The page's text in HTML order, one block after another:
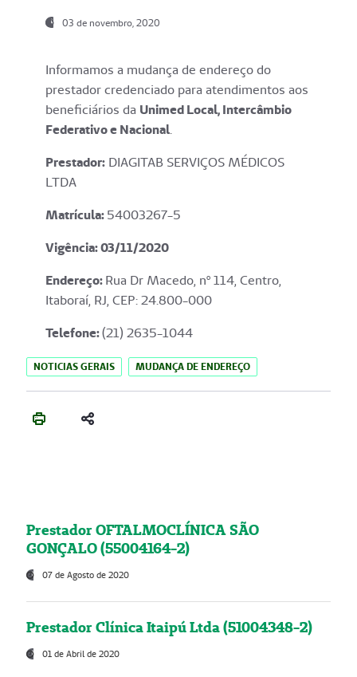
03 de novembro, 2020
Informamos a mudança de endereço do
prestador credenciado para atendimentos aos
beneficiários da Unimed Local, Intercâmbio
Federativo e Nacional.
Prestador: DIAGITAB SERVIÇOS MÉDICOS
LTDA
Matrícula:54003267-5
Vigência: 03/11/2020
Endereço:Rua Dr Macedo, nº 114, Centro,
Itaboraí, RJ, CEP: 24.800-000
Telefone:(21) 2635-1044
NOTICIAS GERAIS MUDANÇA DE ENDEREÇO
Prestador OFTALMOCLÍNICA SÃO
GONÇALO (55004164-2)
07 de Agosto de 2020
Prestador Clínica Itaipú Ltda (51004348-2)
01 de Abril de 2020